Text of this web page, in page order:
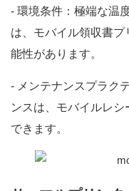
- 環境条件：極端な温
は、モバイル領収書
能性があります。
- メンテナンスプラク
ンスは、モバイルレ
できます。